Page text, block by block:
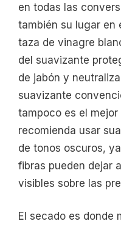
en todas las
también su lugar en
taza de vinagre
del suavizante
de jabón y
suavizante
tampoco es el
recomienda usar
de tonos oscuros,
fibras pueden dejar
visibles sobre las
El secado es donde